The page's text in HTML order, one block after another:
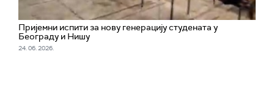
Пријемни испити за нову генерацију студената у
Београду и Нишу
24. 06. 2026.